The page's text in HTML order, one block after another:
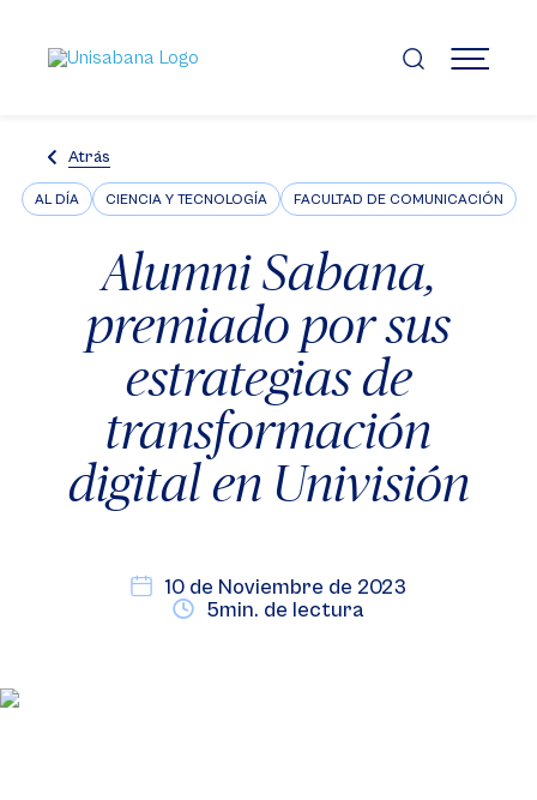
contenido
principal
MENÚ
Atrás
AL DÍA CIENCIA Y TECNOLOGÍA FACULTAD DE COMUNICACIÓN
Alumni Sabana,
premiado por sus
estrategias de
transformación
digital en Univisión
10 de Noviembre de 2023
5min. de lectura